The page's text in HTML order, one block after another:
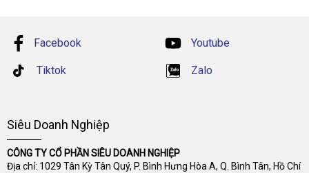
Facebook Youtube
Tiktok Zalo
Siêu Doanh Nghiệp
CÔNG TY CỔ PHẦN SIÊU DOANH NGHIỆP
Địa chỉ: 1029 Tân Kỳ Tân Quý, P. Bình Hưng Hòa A, Q. Bình Tân, Hồ Chí